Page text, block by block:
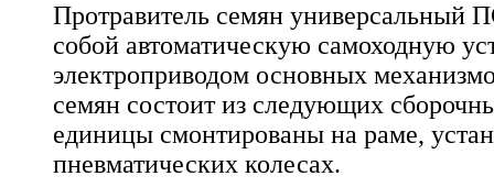
Протравитель семян универсальный
собой автоматическую самоходную
электроприводом основных
семян состоит из следующих
единицы смонтированы на раме,
пневматических колесах.